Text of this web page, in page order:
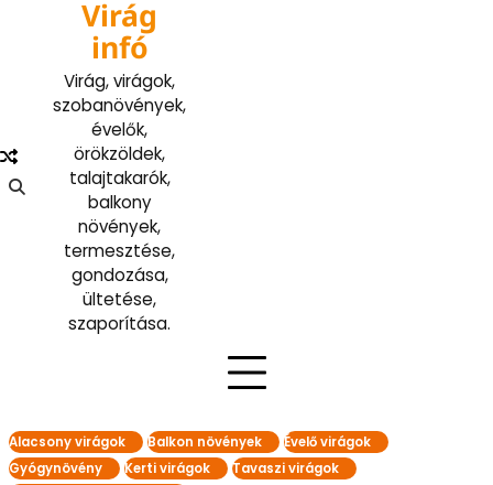
Virág
infó
Virág, virágok,
szobanövények,
évelők,
örökzöldek,
talajtakarók,
balkony
növények,
termesztése,
gondozása,
ültetése,
szaporítása.
Alacsony virágok Balkon növények
Évelő virágok
Gyógynövény
Kerti virágok
Tavaszi virágok